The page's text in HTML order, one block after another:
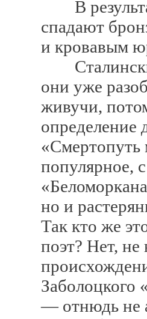
В
спадают
и кровавым
Сталинские
они уже
живучи,
определение
«Смертопуть
популярное,
но и
Так кто же
поэт? Нет, не
Заболоцкого
— отнюдь не